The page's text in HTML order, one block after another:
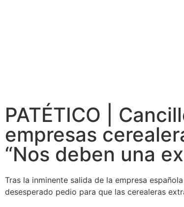
PATÉTICO |
empresas
“Nos deben una
Tras la inminente salida de la empresa
desesperado pedio para que las cerealeras